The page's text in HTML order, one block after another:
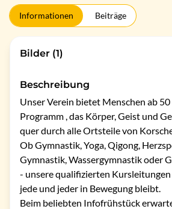
Informationen Beiträge
Bilder (1)
Beschreibung
Unser Verein bietet Menschen ab
Programm , das Körper, Geist und
quer durch alle Ortsteile von
Ob Gymnastik, Yoga, Qigong,
Gymnastik, Wassergymnastik oder
- unsere qualifizierten Kursleitungen
jede und jeder in Bewegung bleibt.
Beim beliebten Infofrühstück